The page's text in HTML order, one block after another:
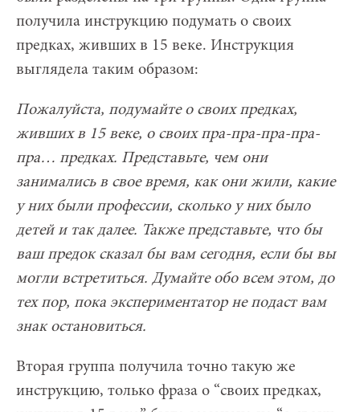
получила инструкцию подумать о своих
предках, живших в 15 веке. Инструкция
выглядела таким образом:
Пожалуйста, подумайте о своих предках,
живших в 15 веке, о своих пра-пра-пра-пра-
пра… предках. Представьте, чем они
занимались в свое время, как они жили, какие
у них были профессии, сколько у них было
детей и так далее. Также представьте, что бы
ваш предок сказал бы вам сегодня, если бы вы
могли встретиться. Думайте обо всем этом, до
тех пор, пока экспериментатор не подаст вам
знак остановиться.
Вторая группа получила точно такую же
инструкцию, только фраза о “своих предках,